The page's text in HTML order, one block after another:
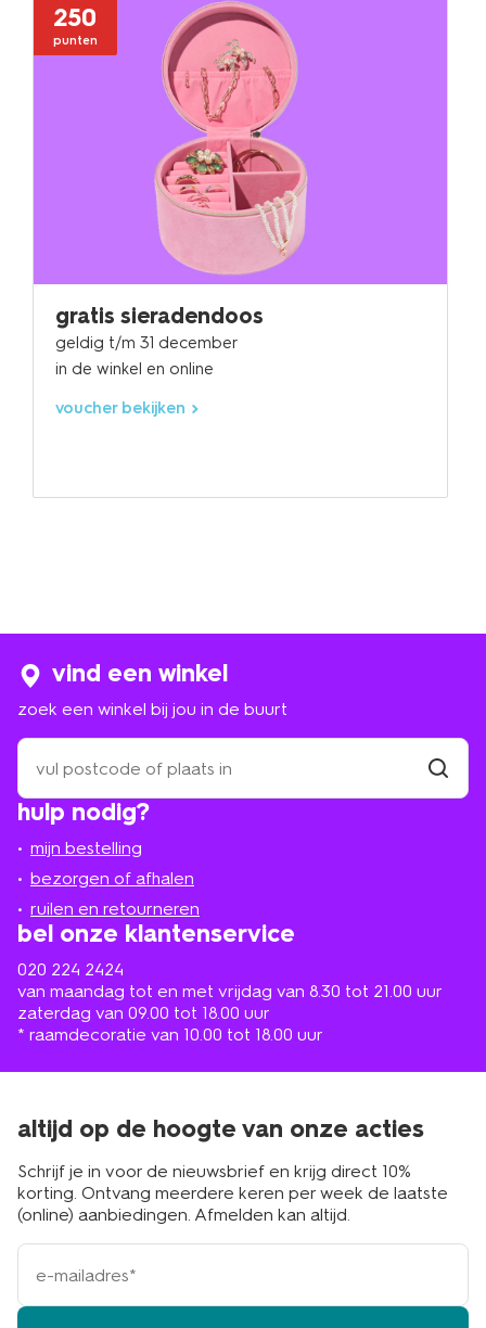
250
punten
gratis sieradendoos
geldig t/m 31 december
in de winkel en online
voucher bekijken
hulp nodig?
mijn bestelling
bezorgen of afhalen
ruilen en retourneren
bel onze klantenservice
020 224 2424
van maandag tot en met vrijdag van 8.30 tot 21.00 uur
zaterdag van 09.00 tot 18.00 uur
* raamdecoratie van 10.00 tot 18.00 uur
vind een winkel
zoek een winkel bij jou in de buurt
zoek
een
winkel
bij
in
de
buurt
altijd op de hoogte van onze acties
Schrijf je in voor de nieuwsbrief en krijg direct 10%
korting. Ontvang meerdere keren per week de laatste
(online) aanbiedingen. Afmelden kan altijd.
e-
mailadres